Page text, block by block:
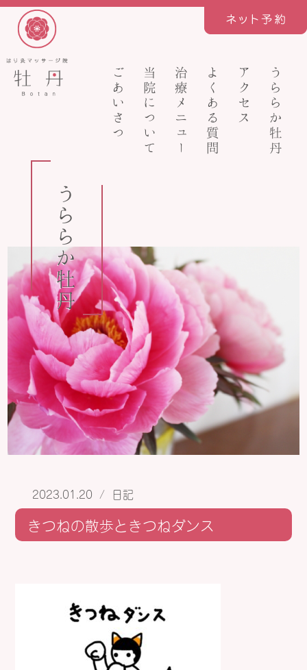
ごあいさつ 当院について 治療メニュー よくある質問 アクセス うららか牡丹
うららか牡丹
2023.01.20 / 日記
きつねの散歩ときつねダンス